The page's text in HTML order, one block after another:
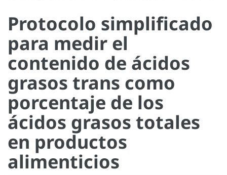
Protocolo simplificado
para medir el
contenido de ácidos
grasos trans como
porcentaje de los
ácidos grasos totales
en productos
alimenticios